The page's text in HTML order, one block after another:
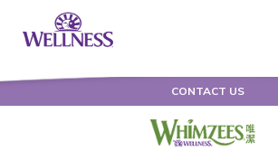
CONTACT US